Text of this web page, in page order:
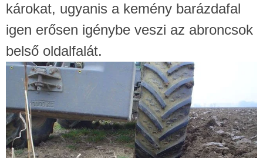
károkat, ugyanis a kemény barázdafal
igen erősen igénybe veszi az abroncsok
belső oldalfalát.